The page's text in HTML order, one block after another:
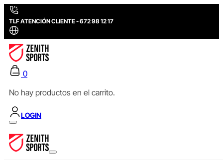
TLF ATENCIÓN CLIENTE - 672 98 12 17
0
No hay productos en el carrito.
LOGIN